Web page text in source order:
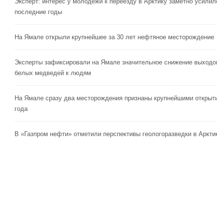
последние годы
На Ямале открыли крупнейшее за 30 лет нефтяное месторождение
Эксперты зафиксировали на Ямале значительное снижение
белых медведей к людям
На Ямале сразу два месторождения признаны крупнейшими
года
В «Газпром нефти» отметили перспективы геологоразведки в